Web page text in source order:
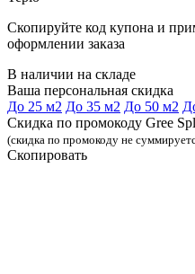
Скопируйте код купона и
оформлении заказа
В наличии на складе
Ваша персональная скидка
До 25 м2 До 35 м2 До 50 м2
Скидка по промокоду Gree
(скидка по промокоду не
Скопировать